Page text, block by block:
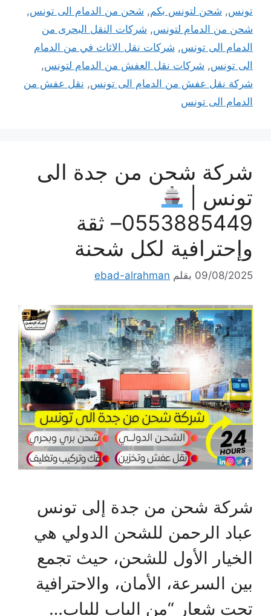
تونس, شحن لتونس بكم, شحن من الدمام الى تونس,
شحن من الدمام لتونس, شركات النقل البحرى من
الدمام الى تونس, شركات نقل الاثاث في من الدمام
الى تونس, شركات نقل العفش من الدمام لتونس,
شركة نقل عفش من الدمام الى تونس, نقل عفش من
الدمام الى تونس
شركة شحن من جدة الى
تونس |
0553885449– ثقة
وإحترافية لكل شحنة
09/08/2025 بقلم ebad-alrahman
شركة شحن من جدة إلى تونس
عباد الرحمن للشحن الدولي هي
الخيار الأول للشحن، حيث تجمع
بين السرعة، الأمان، والاحترافية
تحت شعار “من الباب للباب…